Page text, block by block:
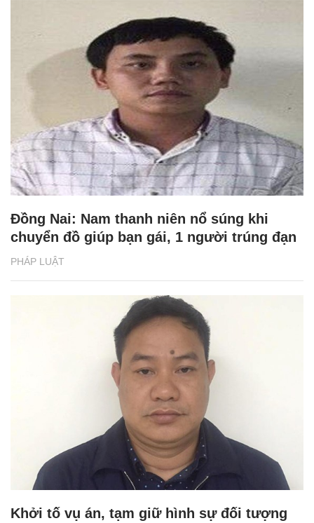
PHÁP LUẬT
Đồng Nai: Nam thanh niên nổ súng khi
chuyển đồ giúp bạn gái, 1 người trúng đạn
Khởi tố vụ án, tạm giữ hình sự đối tượng